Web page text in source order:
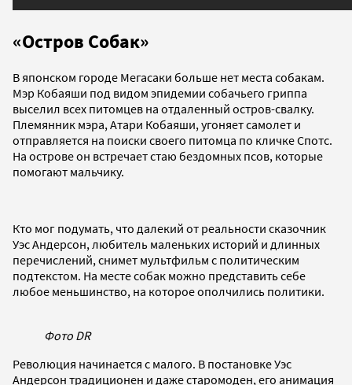
«Остров Собак»
В японском городе Мегасаки больше нет места собакам.
Мэр Кобаяши под видом эпидемии собачьего гриппа
выселил всех питомцев на отдаленный остров-свалку.
Племянник мэра, Атари Кобаяши, угоняет самолет и
отправляется на поиски своего питомца по кличке Спотс.
На острове он встречает стаю бездомных псов, которые
помогают мальчику.
Кто мог подумать, что далекий от реальности сказочник
Уэс Андерсон, любитель маленьких историй и длинных
перечислений, снимет мультфильм с политическим
подтекстом. На месте собак можно представить себе
любое меньшинство, на которое ополчились политики.
Фото DR
Революция начинается с малого. В постановке Уэс
Андерсон традиционен и даже старомоден, его анимация